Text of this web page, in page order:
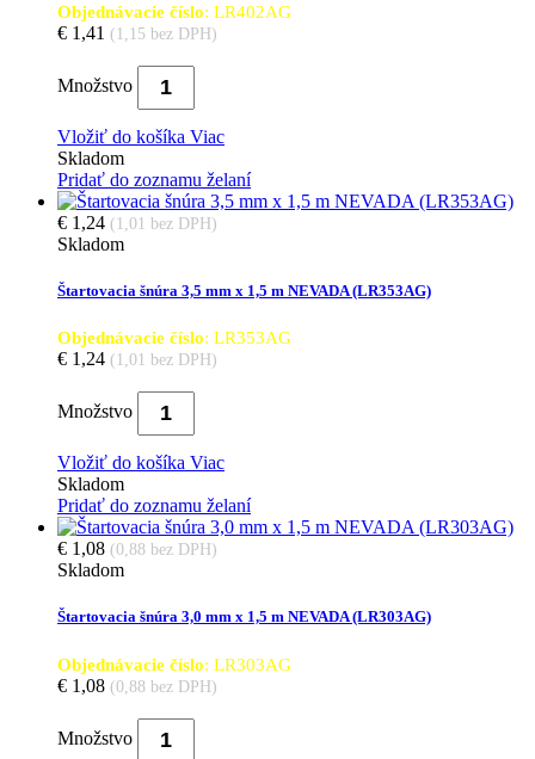
Objednávacie číslo: LR402AG
€ 1,41 (1,15 bez DPH)
Množstvo
Vložiť do košíka Viac
Skladom
Pridať do zoznamu želaní
€ 1,24 (1,01 bez DPH)
Skladom
Štartovacia šnúra 3,5 mm x 1,5 m NEVADA (LR353AG)
Objednávacie číslo: LR353AG
€ 1,24 (1,01 bez DPH)
Množstvo
Vložiť do košíka Viac
Skladom
Pridať do zoznamu želaní
€ 1,08 (0,88 bez DPH)
Skladom
Štartovacia šnúra 3,0 mm x 1,5 m NEVADA (LR303AG)
Objednávacie číslo: LR303AG
€ 1,08 (0,88 bez DPH)
Množstvo